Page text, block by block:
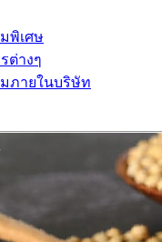
พิเศษ
ต่างๆ
ภายในบริษัท